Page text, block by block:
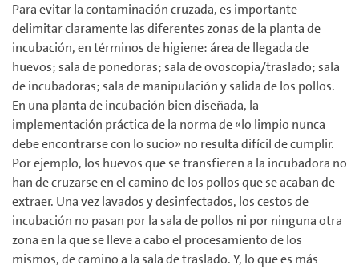
Para evitar la contaminación cruzada, es importante
delimitar claramente las diferentes zonas de la planta de
incubación, en términos de higiene: área de llegada de
huevos; sala de ponedoras; sala de ovoscopia/traslado; sala
de incubadoras; sala de manipulación y salida de los pollos.
En una planta de incubación bien diseñada, la
implementación práctica de la norma de «lo limpio nunca
debe encontrarse con lo sucio» no resulta difícil de cumplir.
Por ejemplo, los huevos que se transfieren a la incubadora no
han de cruzarse en el camino de los pollos que se acaban de
extraer. Una vez lavados y desinfectados, los cestos de
incubación no pasan por la sala de pollos ni por ninguna otra
zona en la que se lleve a cabo el procesamiento de los
mismos, de camino a la sala de traslado. Y, lo que es más